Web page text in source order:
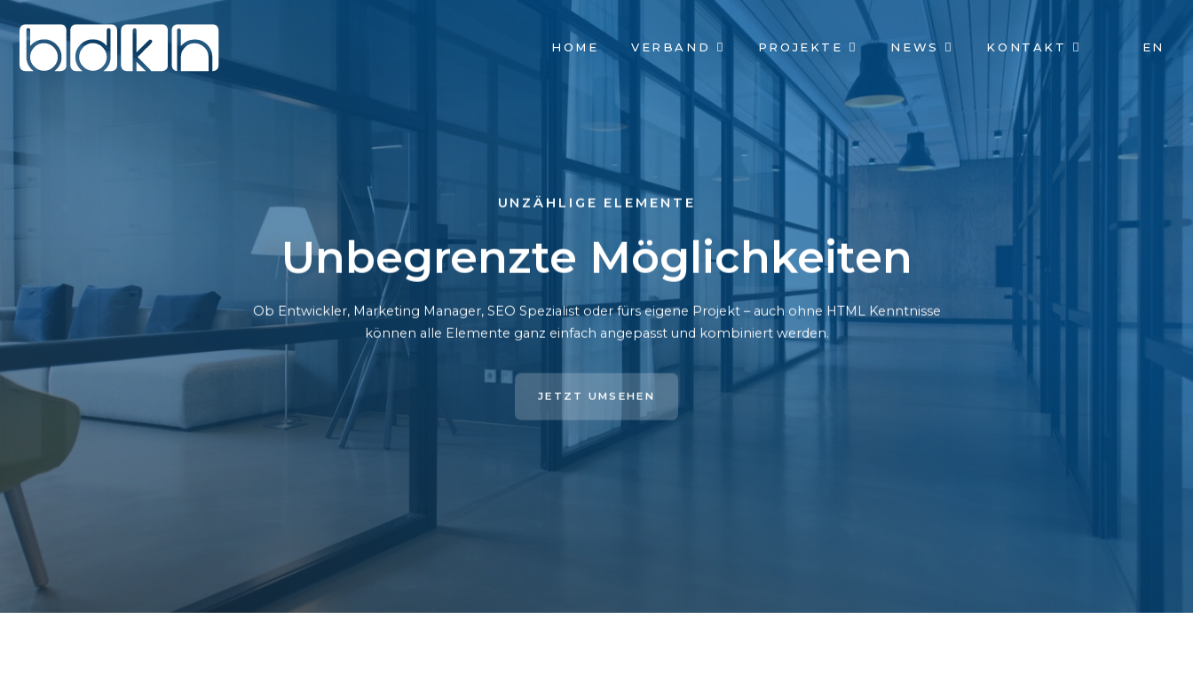
NAVIGATION
ÜBERSPRINGEN
HOME VERBAND PROJEKTE NEWS KONTAKT EN
UNZÄHLIGE ELEMENTE
Unbegrenzte Möglichkeiten
Ob Entwickler, Marketing Manager, SEO Spezialist oder fürs eigene Projekt – auch ohne HTML Kenntnisse
können alle Elemente ganz einfach angepasst und kombiniert werden.
JETZT UMSEHEN